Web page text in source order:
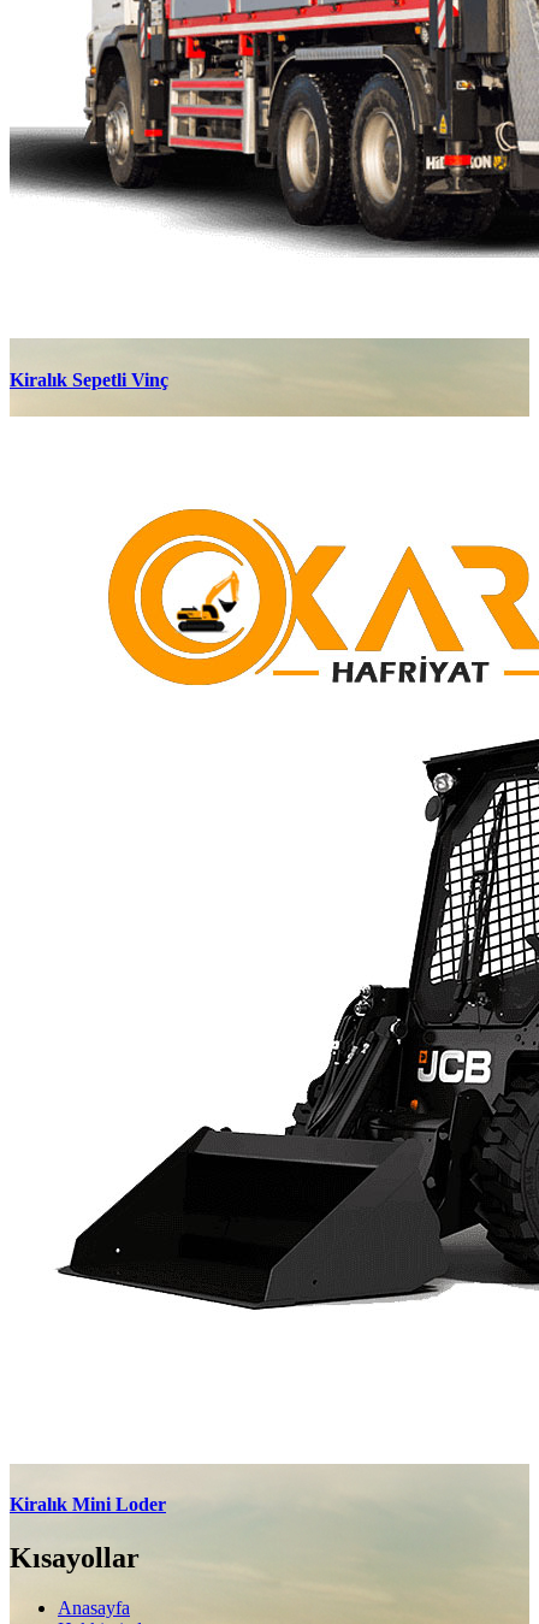
Kiralık Sepetli Vinç
Kiralık Mini Loder
Kısayollar
Anasayfa